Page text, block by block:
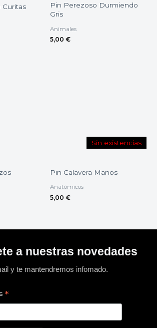
Curitas
Pin Perezoso Durmiendo
Gris
Animales
5,00 €
Sin existencias
Pin Calavera Manos
Anatómicos
5,00 €
a nuestras novedades
y te mantendremos infomado.
*